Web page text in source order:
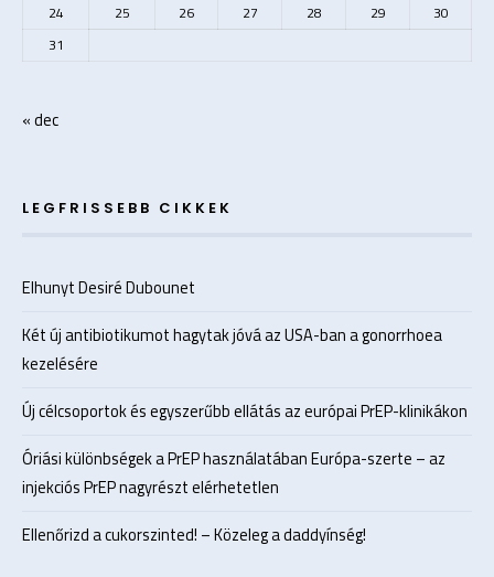
24
25 26 27 28 29
30
31
« dec
LEGFRISSEBB CIKKEK
Elhunyt Desiré Dubounet
Két új antibiotikumot hagytak jóvá az USA-ban a gonorrhoea
kezelésére
Új célcsoportok és egyszerűbb ellátás az európai PrEP-klinikákon
Óriási különbségek a PrEP használatában Európa-szerte – az
injekciós PrEP nagyrészt elérhetetlen
Ellenőrizd a cukorszinted! – Közeleg a daddyínség!